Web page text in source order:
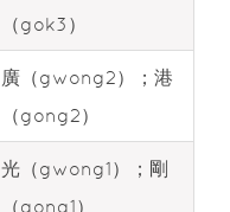
（gok3）
廣（gwong2）；港
（gong2）
光（gwong1）；剛
（gong1）